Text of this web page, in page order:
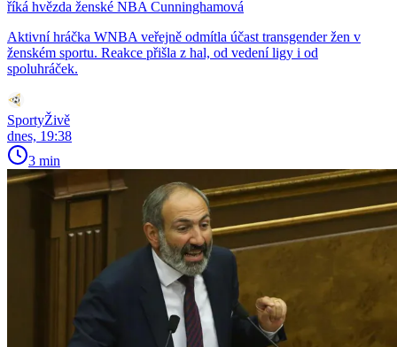
říká hvězda ženské NBA Cunninghamová
Aktivní hráčka WNBA veřejně odmítla účast transgender žen v
ženském sportu. Reakce přišla z hal, od vedení ligy i od
spoluhráček.
SportyŽivě
dnes, 19:38
3 min